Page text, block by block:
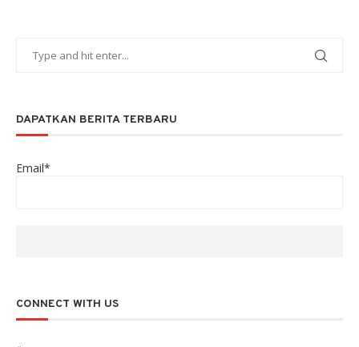
DAPATKAN BERITA TERBARU
Email*
CONNECT WITH US